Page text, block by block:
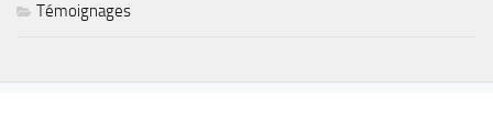
Témoignages